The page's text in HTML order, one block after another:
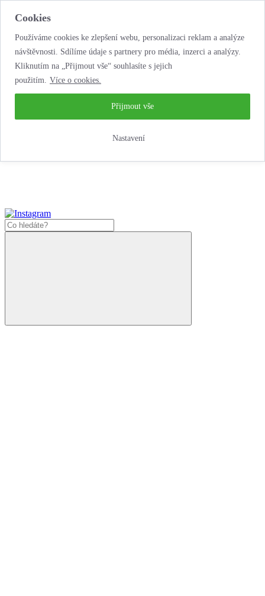
Cookies
Používáme cookies ke zlepšení webu, personalizaci reklam a analýze
návštěvnosti. Sdílíme údaje s partnery pro média, inzerci a analýzy.
Kliknutím na „Přijmout vše“ souhlasíte s jejich
použitím. Více o cookies.
Nastavení
Přijmout vše
...neobyčejná jízda životem!